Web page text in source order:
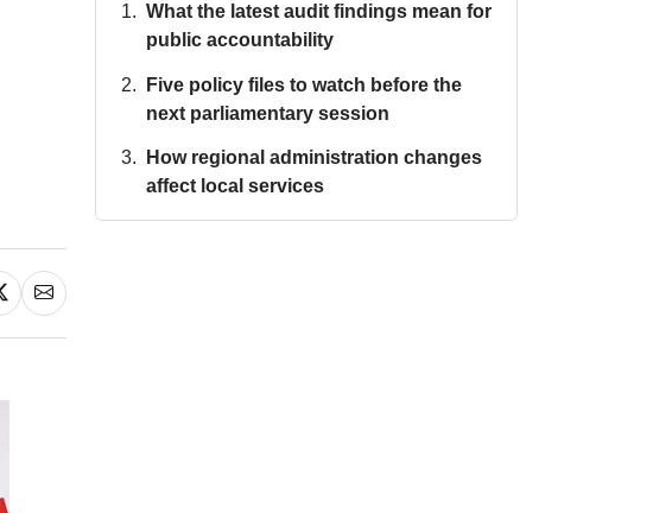
What the latest audit findings mean for
public accountability
Five policy files to watch before the
next parliamentary session
How regional administration changes
affect local services